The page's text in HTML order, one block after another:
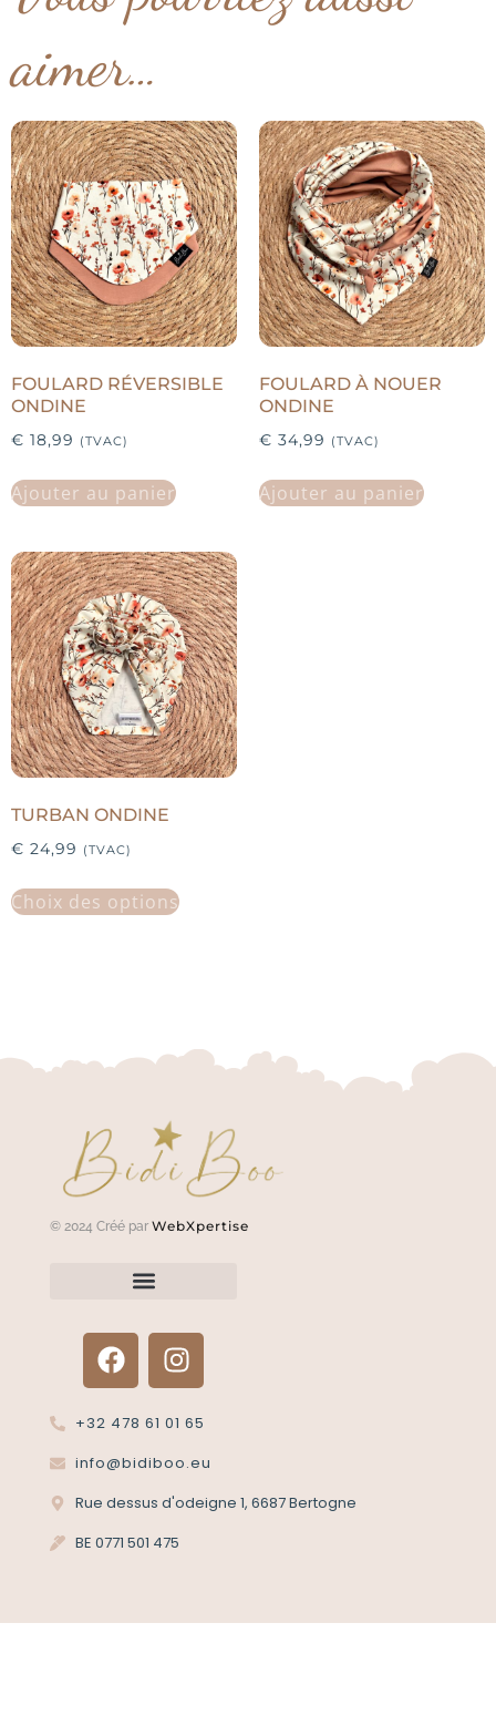
aimer…
FOULARD RÉVERSIBLE
ONDINE
€ 18,99 (TVAC)
Ajouter au panier
FOULARD À NOUER
ONDINE
€ 34,99 (TVAC)
Ajouter au panier
TURBAN ONDINE
€ 24,99 (TVAC)
Choix des options
© 2024 Créé par WebXpertise
+32 478 61 01 65
info@bidiboo.eu
Rue dessus d'odeigne 1, 6687 Bertogne
BE 0771 501 475